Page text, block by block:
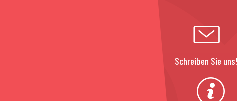
Schreiben Sie uns!